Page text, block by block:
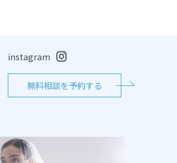
instagram
無料相談を予約する